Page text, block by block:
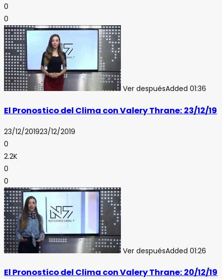
0
0
Ver despuésAdded 01:36
El Pronostico del Clima con Valery Thrane: 23/12/19
23/12/201923/12/2019
0
2.2K
0
0
Ver despuésAdded 01:26
El Pronostico del Clima con Valery Thrane: 20/12/19